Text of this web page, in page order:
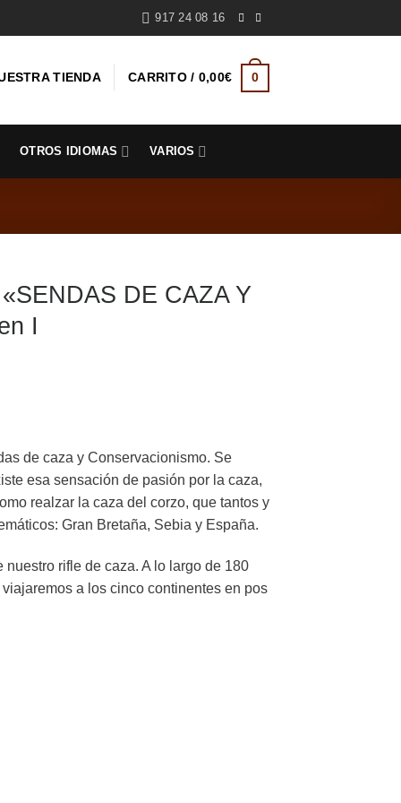
917 24 08 16
TIENDA CARRITO / 0,00€ 0
OTROS IDIOMAS VARIOS
DE CAZA Y
I
de caza y Conservacionismo. Se
esa sensación de pasión por la caza,
realzar la caza del corzo, que tantos y
Gran Bretaña, Sebia y España.
rifle de caza. A lo largo de 180
a los cinco continentes en pos